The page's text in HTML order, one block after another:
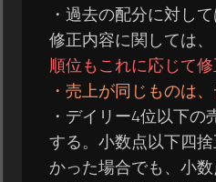
・過去の配分に対し
修正内容に関しては
順位もこれに応じて修
・売上が同じものは
・デイリー4位以下
する。小数点以下四
かった場合でも、小